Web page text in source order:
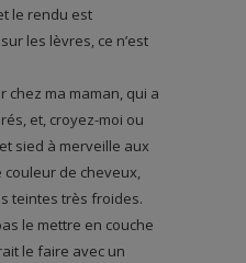
le rendu est
les lèvres, ce n’est
chez ma maman, qui a
et, croyez-moi ou
sied à merveille aux
de cheveux,
teintes très froides.
le mettre en couche
le faire avec un